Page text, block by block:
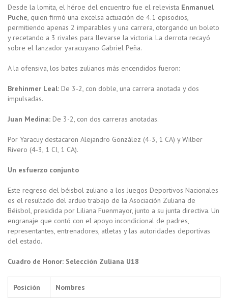
Desde la lomita, el héroe del encuentro fue el relevista Enmanuel
Puche, quien firmó una excelsa actuación de 4.1 episodios,
permitiendo apenas 2 imparables y una carrera, otorgando un boleto
y recetando a 3 rivales para llevarse la victoria. La derrota recayó
sobre el lanzador yaracuyano Gabriel Peña.
A la ofensiva, los bates zulianos más encendidos fueron:
Brehinmer Leal: De 3-2, con doble, una carrera anotada y dos
impulsadas.
Juan Medina: De 3-2, con dos carreras anotadas.
Por Yaracuy destacaron Alejandro González (4-3, 1 CA) y Wilber
Rivero (4-3, 1 CI, 1 CA).
Un esfuerzo conjunto
Este regreso del béisbol zuliano a los Juegos Deportivos Nacionales
es el resultado del arduo trabajo de la Asociación Zuliana de
Béisbol, presidida por Liliana Fuenmayor, junto a su junta directiva. Un
engranaje que contó con el apoyo incondicional de padres,
representantes, entrenadores, atletas y las autoridades deportivas
del estado.
Cuadro de Honor: Selección Zuliana U18
Posición Nombres